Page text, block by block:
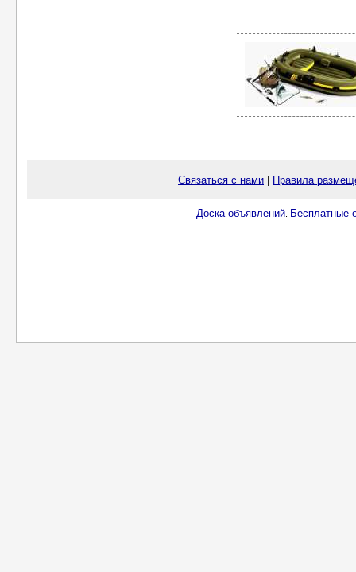
Связаться с нами Правила
Доска объявлений. Бесплатные